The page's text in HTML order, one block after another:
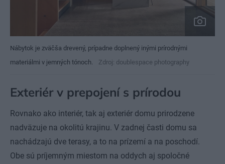
Nábytok je zväčša drevený, prípadne doplnený inými prírodnými
materiálmi v jemných tónoch.
Zdroj: doublespace photography
Exteriér v prepojení s prírodou
Rovnako ako interiér, tak aj exteriér domu prirodzene
nadväzuje na okolitú krajinu. V zadnej časti domu sa
nachádzajú dve terasy, a to na prízemí a na poschodí.
Obe sú príjemným miestom na oddych aj spoločné